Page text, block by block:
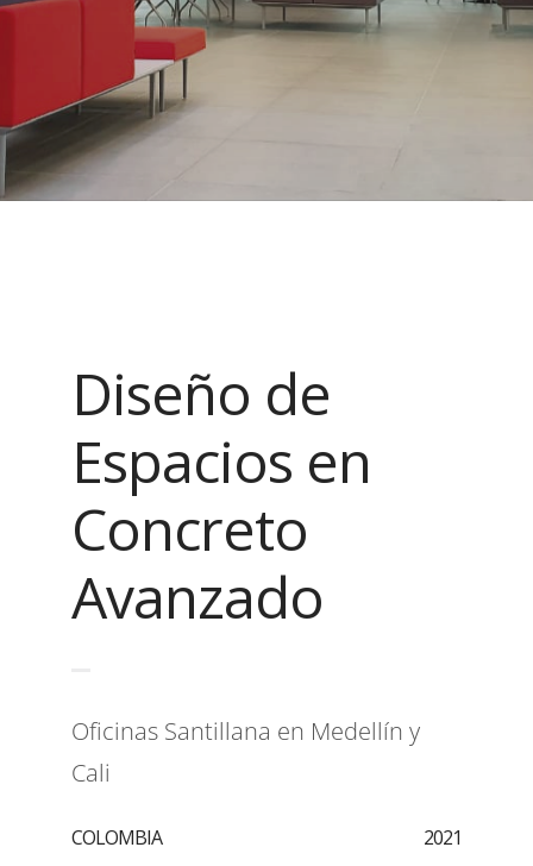
Diseño de
Espacios en
Concreto
Avanzado
Oficinas Santillana en Medellín y
Cali
COLOMBIA 2021